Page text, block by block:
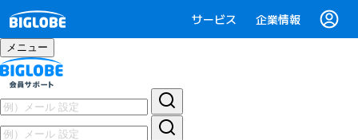
サービス 企業情報
メニュー